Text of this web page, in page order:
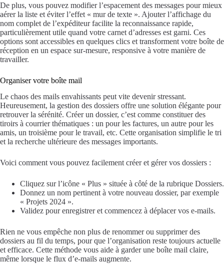
De plus, vous pouvez modifier l’espacement des messages pour mieux
aérer la liste et éviter l’effet « mur de texte ». Ajouter l’affichage du
nom complet de l’expéditeur facilite la reconnaissance rapide,
particulièrement utile quand votre carnet d’adresses est garni. Ces
options sont accessibles en quelques clics et transforment votre boîte de
réception en un espace sur-mesure, responsive à votre manière de
travailler.
Organiser votre boîte mail
Le chaos des mails envahissants peut vite devenir stressant.
Heureusement, la gestion des dossiers offre une solution élégante pour
retrouver la sérénité. Créer un dossier, c’est comme constituer des
tiroirs à courrier thématiques : un pour les factures, un autre pour les
amis, un troisième pour le travail, etc. Cette organisation simplifie le tri
et la recherche ultérieure des messages importants.
Voici comment vous pouvez facilement créer et gérer vos dossiers :
Cliquez sur l’icône « Plus » située à côté de la rubrique Dossiers.
Donnez un nom pertinent à votre nouveau dossier, par exemple
« Projets 2024 ».
Validez pour enregistrer et commencez à déplacer vos e-mails.
Rien ne vous empêche non plus de renommer ou supprimer des
dossiers au fil du temps, pour que l’organisation reste toujours actuelle
et efficace. Cette méthode vous aide à garder une boîte mail claire,
même lorsque le flux d’e-mails augmente.